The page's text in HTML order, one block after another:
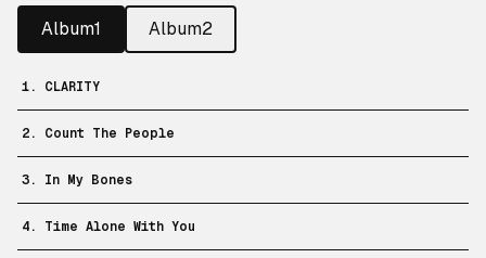
Album1 Album2
1. CLARITY
2. Count The People
3. In My Bones
4. Time Alone With You